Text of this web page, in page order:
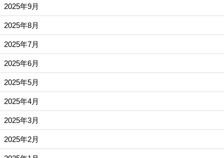
2025年9月
2025年8月
2025年7月
2025年6月
2025年5月
2025年4月
2025年3月
2025年2月